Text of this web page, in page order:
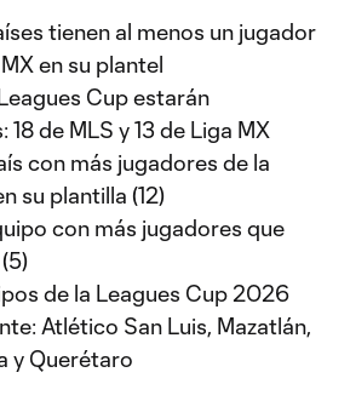
tienen al menos un jugador
en su plantel
Cup estarán
de MLS y 13 de Liga MX
con más jugadores de la
su plantilla (12)
con más jugadores que
de la Leagues Cup 2026
Atlético San Luis, Mazatlán,
y Querétaro